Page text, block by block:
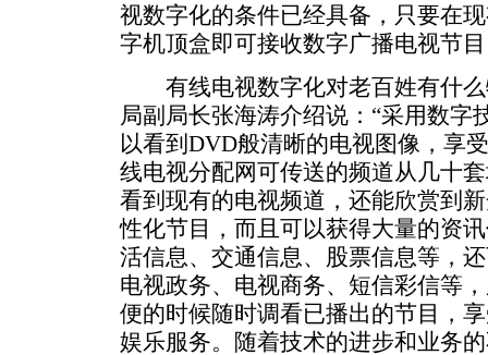
视数字化的条件已经具备，只要在
字机顶盒即可接收数字广播电视节
有线电视数字化对老百姓有什么
局副局长张海涛介绍说：“采用数字
以看到DVD般清晰的电视图像，享
线电视分配网可传送的频道从几十
看到现有的电视频道，还能欣赏到
性化节目，而且可以获得大量的资
活信息、交通信息、股票信息等，
电视政务、电视商务、短信彩信等
便的时候随时调看已播出的节目，
娱乐服务。随着技术的进步和业务